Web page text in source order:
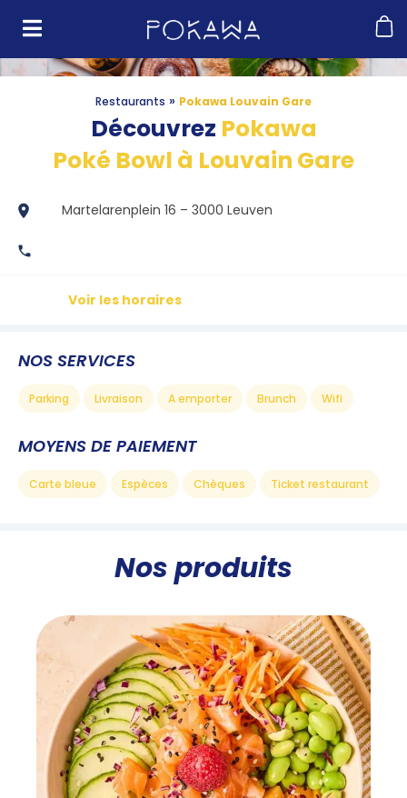
Restaurants » Pokawa Louvain Gare
Découvrez Pokawa
Poké Bowl à Louvain Gare
Martelarenplein 16 – 3000 Leuven
Voir les horaires
NOS SERVICES
Parking Livraison A emporter Brunch Wifi
MOYENS DE PAIEMENT
Carte bleue Espèces Chèques Ticket restaurant
Nos produits